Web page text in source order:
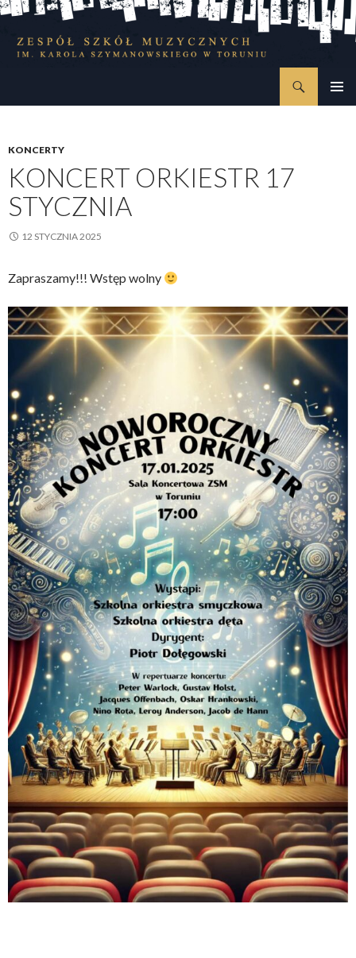
KONCERTY
KONCERT ORKIESTR 17
STYCZNIA
12 STYCZNIA 2025
Zapraszamy!!! Wstęp wolny